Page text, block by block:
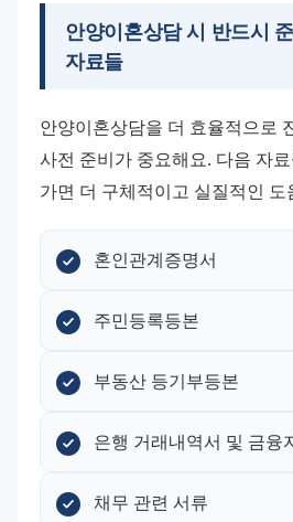
안양이혼상담 시 반드시
자료들
안양이혼상담을 더 효율적으로
사전 준비가 중요해요. 다음 자
가면 더 구체적이고 실질적인
혼인관계증명서
주민등록등본
부동산 등기부등본
은행 거래내역서 및 금융
채무 관련 서류